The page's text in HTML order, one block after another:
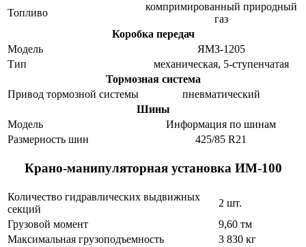
Топливо
компримированный природный
газ
Коробка передач
Модель
ЯМЗ-1205
Тип
механическая, 5-ступенчатая
Тормозная система
Привод тормозной системы
пневматический
Шины
Модель
Информация по шинам
Размерность шин
425/85 R21
Крано-манипуляторная установка ИМ-100
Количество гидравлических выдвижных
секций
2 шт.
Грузовой момент
9,60 тм
Максимальная грузоподъемность
3 830 кг